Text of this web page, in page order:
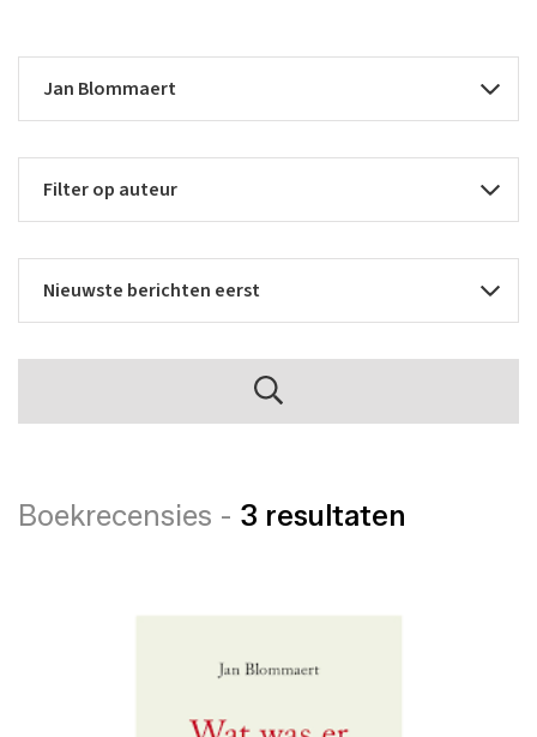
Boekrecensies - 3 resultaten